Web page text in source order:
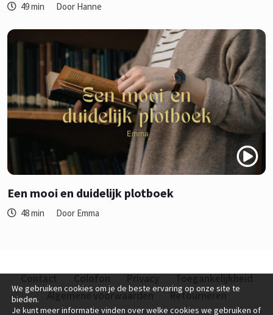
49 min Door Hanne
Een mooi en duidelijk plotboek
48 min Door Emma
Contact Colofon Privacy
Toegankelijkheid
Algemene voorwaarden
Retourneren
We gebruiken cookies om je de beste ervaring op onze site te
bieden.
Je kunt meer informatie vinden over welke cookies we gebruiken of